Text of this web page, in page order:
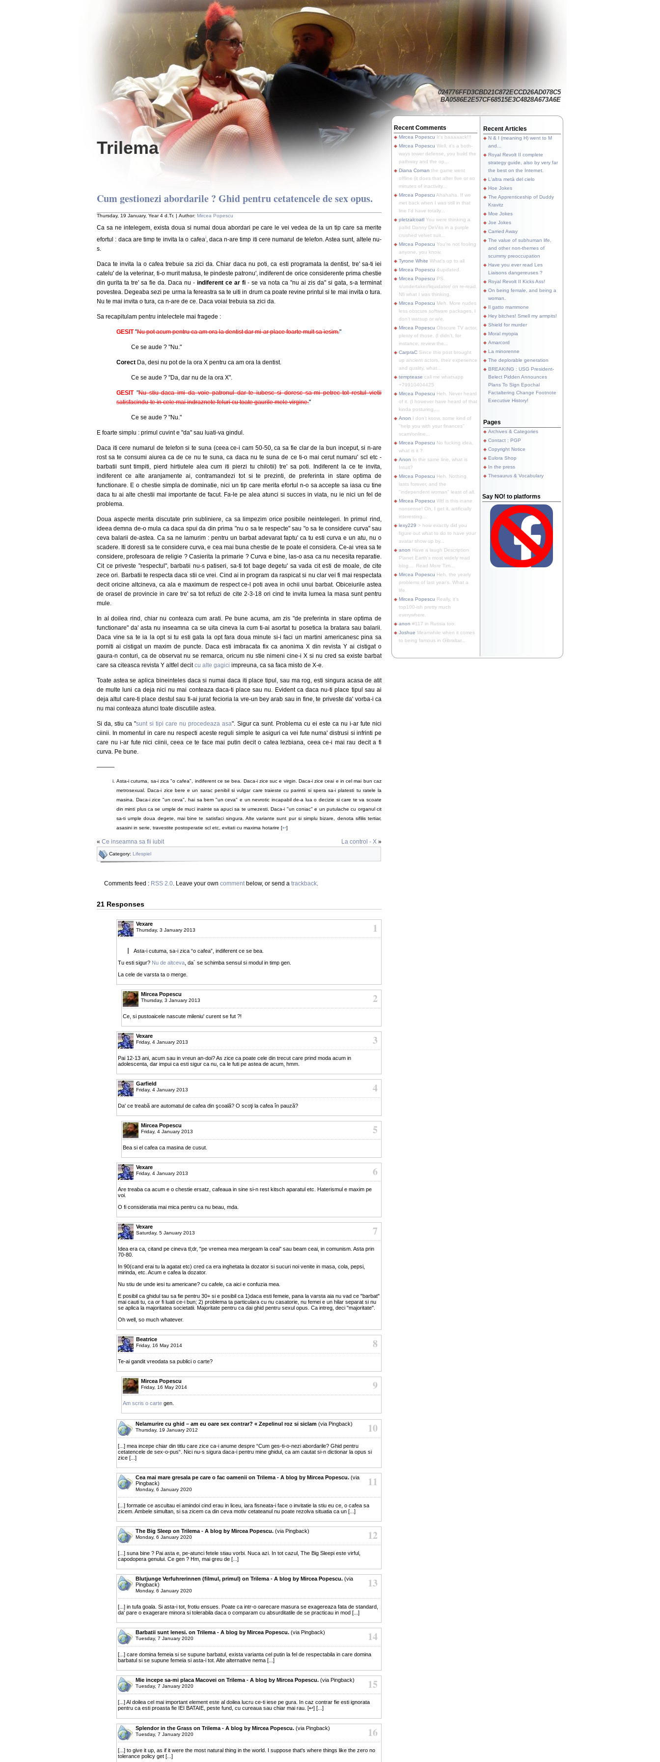
Trilema
024776FFD3CBD21C872ECCD26AD078C5
BA0586E2E57CF68515E3C4828A673A6E
Cum gestionezi abordarile ? Ghid pentru cetatencele de sex opus.
Thursday, 19 January, Year 4 d.Tr. | Author: Mircea Popescu
Ca sa ne intelegem, exista doua si numai doua abordari pe care le vei vedea de la un tip care sa merite
efortul : daca are timp te invita la o cafeai, daca n-are timp iti cere numarul de telefon. Astea sunt, altele nu-
s.
Daca te invita la o cafea trebuie sa zici da. Chiar daca nu poti, ca esti programata la dentist, tre' sa-ti iei
catelu' de la veterinar, ti-o murit matusa, te pindeste patronu', indiferent de orice considerente prima chestie
din gurita ta tre' sa fie da. Daca nu - indiferent ce ar fi - se va nota ca "nu ai zis da" si gata, s-a terminat
povestea. Degeaba sezi pe urma la fereastra sa te uiti in drum ca poate revine printul si te mai invita o tura.
Nu te mai invita o tura, ca n-are de ce. Daca voiai trebuia sa zici da.
Sa recapitulam pentru intelectele mai fragede :
GESIT"Nu pot acum pentru ca am ora la dentist dar mi-ar place foarte mult sa iesim."
Ce se aude ? "Nu."
Corect Da, desi nu pot de la ora X pentru ca am ora la dentist.
Ce se aude ? "Da, dar nu de la ora X".
GESIT"Nu stiu daca imi da voie patronul dar te iubesc si doresc sa-mi petrec tot restul vietii
satisfacindu-te in cele mai indraznete feluri cu toate gaurile mele virgine."
Ce se aude ? "Nu."
E foarte simplu : primul cuvint e "da" sau luati-va gindul.
Daca iti cere numarul de telefon si te suna (ceea ce-i cam 50-50, ca sa fie clar de la bun inceput, si n-are
rost sa te consumi aiurea ca de ce nu te suna, ca daca nu te suna de ce ti-o mai cerut numaru' scl etc -
barbatii sunt timpiti, pierd hirtiutele alea cum iti pierzi tu chilotii) tre' sa poti. Indiferent la ce te invita,
indiferent ce alte aranjamente ai, contramandezi tot si te prezinti, de preferinta in stare optima de
functionare. E o chestie simpla de dominatie, nici un tip care merita efortul n-o sa accepte sa iasa cu tine
daca tu ai alte chestii mai importante de facut. Fa-le pe alea atunci si succes in viata, nu ie nici un fel de
problema.
Doua aspecte merita discutate prin subliniere, ca sa limpezim orice posibile neintelegeri. In primul rind,
ideea demna de-o mula ca daca spui da din prima "nu o sa te respecte" sau "o sa te considere curva" sau
ceva balarii de-astea. Ca sa ne lamurim : pentru un barbat adevarat faptu' ca tu esti curva e un atu, nu o
scadere. Iti doresti sa te considere curva, e cea mai buna chestie de te poate el considera. Ce-ai vrea sa te
considere, profesoara de religie ? Casierita la primarie ? Curva e bine, las-o asa ca nu necesita reparatie.
Cit ce priveste "respectul", barbatii nu-s patiseri, sa-ti tot bage degetu' sa vada cit esti de moale, de cite
zece ori. Barbatii te respecta daca stii ce vrei. Cind ai in program da raspicat si nu clar vei fi mai respectata
decit oricine altcineva, ca ala e maximum de respect ce-l poti avea in ochii unui barbat. Obiceiurile astea
de orasel de provincie in care tre' sa tot refuzi de cite 2-3-18 ori cind te invita lumea la masa sunt pentru
mule.
In al doilea rind, chiar nu conteaza cum arati. Pe bune acuma, am zis "de preferinta in stare optima de
functionare" da' asta nu inseamna ca se uita cineva la cum ti-ai asortat tu posetica la bratara sau balarii.
Daca vine sa te ia la opt si tu esti gata la opt fara doua minute si-i faci un martini americanesc pina sa
porniti ai cistigat un maxim de puncte. Daca esti imbracata fix ca anonima X din revista Y ai cistigat o
gaura-n conturi, ca de observat nu se remarca, oricum nu stie nimeni cine-i X si nu cred sa existe barbat
care sa citeasca revista Y altfel decitcu alte gagici impreuna, ca sa faca misto de X-e.
Toate astea se aplica bineinteles daca si numai daca iti place tipul, sau ma rog, esti singura acasa de atit
de multe luni ca deja nici nu mai conteaza daca-ti place sau nu. Evident ca daca nu-ti place tipul sau ai
deja altul care-ti place destul sau ti-ai jurat fecioria la vre-un bey arab sau in fine, te priveste da' vorba-i ca
nu mai conteaza atunci toate discutiile astea.
Si da, stiu ca "sunt si tipi care nu procedeaza asa". Sigur ca sunt. Problema cu ei este ca nu i-ar fute nici
ciinii. In momentul in care nu respecti aceste reguli simple te asiguri ca vei fute numa' distrusi si infrinti pe
care nu i-ar fute nici ciinii, ceea ce te face mai putin decit o catea lezbiana, ceea ce-i mai rau decit a fi
curva. Pe bune.
———
Asta-i cutuma, sa-i zica "o cafea", indiferent ce se bea. Daca-i zice suc e virgin. Daca-i zice ceai e in cel mai bun caz
metrosexual. Daca-i zice bere e un sarac penibil si vulgar care traieste cu parintii si spera sa-i platesti tu ratele la
masina. Daca-i zice "un ceva", hai sa bem "un ceva" e un nevrotic incapabil de-a lua o decizie si care te va scoate
din minti plus ca se umple de muci inainte sa apuci sa te umezesti. Daca-i "un coniac" e un putulache cu organul cit
sa-ti umple doua degete, mai bine te satisfaci singura. Alte variante sunt pur si simplu bizare, denota sifilis tertiar,
asasini in serie, travestite postoperatie scl etc, evitati cu maxima hotarire [↩]
« Ce inseamna sa fii iubit La control - X »
Category: Lifespiel
Comments feed : RSS 2.0. Leave your own commentbelow, or send a trackback.
21 Responses
1
Vexare
Thursday, 3 January 2013
Asta-i cutuma, sa-i zica “o cafea”, indiferent ce se bea.
Tu esti sigur? Nu de altceva , da´ se schimba sensul si modul in timp gen.
La cele de varsta ta o merge.
2
Mircea Popescu
Thursday, 3 January 2013
Ce, si pustoaicele nascute mileniu' curent se fut ?!
3
Vexare
Friday, 4 January 2013
Pai 12-13 ani, acum sau in vreun an-doi? As zice ca poate cele din trecut care prind moda acum in
adolescenta, dar impui ca esti sigur ca nu, ca le futi pe astea de acum, hmm.
4
Garfield
Friday, 4 January 2013
Da' ce treabă are automatul de cafea din şcoală? O scoţi la cafea în pauză?
5
Mircea Popescu
Friday, 4 January 2013
Bea si el cafea ca masina de cusut.
6
Vexare
Friday, 4 January 2013
Are treaba ca acum e o chestie ersatz, cafeaua in sine si-n rest kitsch aparatul etc. Haterismul e maxim pe
voi.
O fi consideratia mai mica pentru ca nu beau, mda.
7
Vexare
Saturday, 5 January 2013
Idea era ca, citand pe cineva tl;dr, "pe vremea mea mergeam la ceai" sau beam ceai, in comunism. Asta prin
70-80.
In 90(cand erai tu la agatat etc) cred ca era inghetata la dozator si sucuri noi venite in masa, cola, pepsi,
mirinda, etc. Acum e cafea la dozator.
Nu stiu de unde iesi tu americane? cu cafele, ca aici e confuzia mea.
E posibil ca ghidul tau sa fie pentru 30+ si e posibil ca 1)daca esti femeie, pana la varsta aia nu vad ce "barbat"
mai cauti tu, ca or fi luati ce-i bun; 2) problema ta particulara cu nu casatorie, nu femei e un hilar separat si nu
se aplica la majoritatea societatii. Majoritate pentru ca dai ghid pentru sexul opus. Ca intreg, deci "majoritate".
Oh well, so much whatever.
8
Beatrice
Friday, 16 May 2014
Te-ai gandit vreodata sa publici o carte?
9
Mircea Popescu
Friday, 16 May 2014
Am scris o carte gen.
10
Nelamurire cu ghid – am eu oare sex contrar? « Zepelinul roz si siclam (via Pingback)
Thursday, 19 January 2012
[...] mea incepe chiar din titlu care zice ca-i anume despre “Cum ges-ti-o-nezi abordarile? Ghid pentru
cetatencele de sex-o-pus“. Nici nu-s sigura daca-i pentru mine ghidul, ca am cautat si-n dictionar la opus si
zice [...]
11
Cea mai mare gresala pe care o fac oamenii on Trilema - A blog by Mircea Popescu. (via
Pingback)
Monday, 6 January 2020
[...] formatie ce ascultau ei amindoi cind erau in liceu, iara fisneata-i face o invitatie la stiu eu ce, o cafea sa
zicem. Ambele simultan, si sa zicem ca din ceva motiv cetateanul nu poate rezolva situatia ca un [...]
12
The Big Sleep on Trilema - A blog by Mircea Popescu. (via Pingback)
Monday, 6 January 2020
[...] suna bine ? Pai asta e, pe-atunci fetele stiau vorbi. Nuca azi. In tot cazul, The Big Sleepi este virful,
capodopera genului. Ce gen ? Hm, mai greu de [...]
13
Blutjunge Verfuhrerinnen (filmul, primul) on Trilema - A blog by Mircea Popescu. (via
Pingback)
Monday, 6 January 2020
[...] in tufa goala. Si asta-i tot, frotiu ensues. Poate ca intr-o oarecare masura se exagereaza fata de standard,
da' pare o exagerare minora si tolerabila daca o comparam cu absurditatile de se practicau in mod [...]
14
Barbatii sunt lenesi. on Trilema - A blog by Mircea Popescu. (via Pingback)
Tuesday, 7 January 2020
[...] care domina femeia si se supune barbatul, exista varianta cel putin la fel de respectabila in care domina
barbatul si se supune femeia si asta-i tot. Alte alternative nema [...]
15
Mie incepe sa-mi placa Macovei on Trilema - A blog by Mircea Popescu. (via Pingback)
Tuesday, 7 January 2020
[...] Al doilea cel mai important element este al doilea lucru ce-ti iese pe gura. In caz contrar fie esti ignorata
pentru ca esti proasta fie IEI BATAIE, peste fund, cu cureaua sau chiar mai rau. [↩] [...]
16
Splendor in the Grass on Trilema - A blog by Mircea Popescu. (via Pingback)
Tuesday, 7 January 2020
[...] to give it up, as if it were the most natural thing in the world. I suppose that's where things like the zero no
tolerance policy get [...]
Recent Comments
Mircea Popescu It's baaaaack!!!
Mircea Popescu Well, it's a both-
ways tower defense, you build the
pathway and the op...
Diana Coman the game went
offline (it does that after five or so
minutes of inactivity...
Mircea Popescu Ahahaha. If we
met back when I was still in that
line I'd have totally...
pletzalcoatl You were thinking a
pallid Danny DeVito in a purple
crushed velvet suit...
Mircea Popescu You're not fooling
anyone, you know.
Tyrone White What's up to all
Mircea Popescu &updated.
Mircea Popescu PS.
s/undertaker/liquidator/ on re-read.
Nfi what I was thinking.
Mircea Popescu Meh. More nudes
less obscure software packages, I
don't watsup or w/e.
Mircea Popescu Obscure TV actor,
plenty of those. (I didn't, for
instance, review the...
CarpraC Since this post brought
up ancient actors, their experience
and quality, what...
temptease call me whatsapp
+79910404425
Mircea Popescu Heh. Never heard
of it. (I however have heard of that
kinda posturing,...
Anon I don't know, some kind of
"help you with your finances"
scam/online...
Mircea Popescu No fucking idea,
what is it ?
Anon In the same line, what is
Intuit?
Mircea Popescu Heh. Nothing
lasts forever, and the
"independent woman" least of all.
Mircea Popescu Wtf is this inane
nonsense! Oh, I get it, artificially
interesting...
lexy229 > how exactly did you
figure out what to do to have your
avatar show up by...
anon Have a laugh Description
Planet Earth's most widely read
blog.... Read More Tim...
Mircea Popescu Heh, the yearly
problems of last year's. What a
life.
Mircea Popescu Really, it's
top100-ish pretty much
everywhere.
anon #117 in Russia too.
Joshue Meanwhile when it comes
to being famous in Gibraltar...
Recent Articles
N & I (meaning H) went to M
and...
Royal Revolt II complete
strategy guide, also by very far
the best on the Internet.
L'altra metà del cielo
Hoe Jokes
The Apprenticeship of Duddy
Kravitz
Moe Jokes
Joe Jokes
Carried Away
The value of subhuman life,
and other non-themes of
scummy preoccupation
Have you ever read Les
Liaisons dangereuses ?
Royal Revolt II Kicks Ass!
On being female, and being a
woman.
Il gatto mammone
Hey bitches! Smell my armpits!
Shield for murder
Moral myopia
Amarcord
La minorenne
The deplorable generation
BREAKING : USG President-
Belect Pidden Announces
Plans To Sign Epochal
Factaltering Change Footnote
Executive History!
Pages
Archives & Categories
Contact ; PGP
Copyright Notice
Eulora Shop
In the press
Thesaurus & Vocabulary
Say NO! to platforms